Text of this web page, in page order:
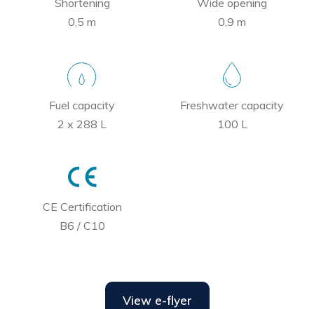
Shortening
0,5 m
Wide opening
0,9 m
Fuel capacity
2 x 288 L
Freshwater capacity
100 L
CE Certification
B6 / C10
View e-flyer